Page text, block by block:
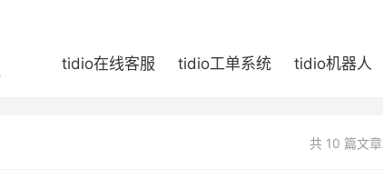
tidio在线客服 tidio工单系统 tidio机器人
共 10 篇文章